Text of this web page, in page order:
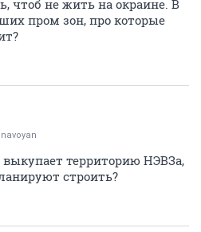
чтоб не жить на окраине. В
пром зон, про которые
navoyan
выкупает территорию НЭВЗа,
строить?